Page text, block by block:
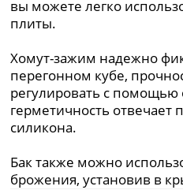
вы можете легко
плиты.
Хомут-зажим надежно
перегонном кубе,
регулировать с помощью
герметичность отвечает
силикона.
Бак также можно
брожения, установив в